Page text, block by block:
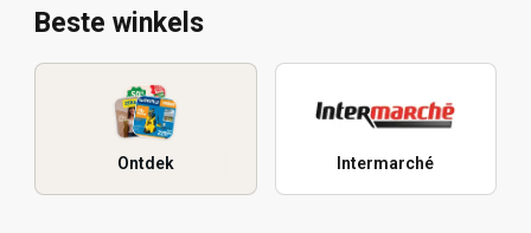
Beste winkels
Ontdek Intermarché